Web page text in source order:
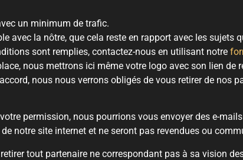
un minimum de trafic.
avec la nôtre, que cela reste en rapport avec les sujets
sont remplies, contactez-nous en utilisant notre
nous mettrons ici même votre logo avec son lien de
nous nous verrons obligés de vous retirer de nos
permission, nous pourrions vous envoyer des e-
notre site internet et ne seront pas revendues ou
tout partenaire ne correspondant pas à sa vision